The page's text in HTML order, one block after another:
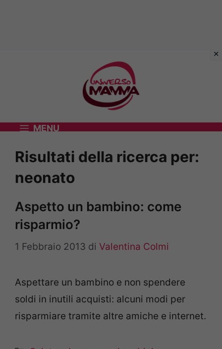
MENU
Risultati della ricerca per:
neonato
Aspetto un bambino: come
risparmio?
1 Febbraio 2013 di Valentina Colmi
Aspettare un bambino e non spendere
soldi in inutili acquisti: alcuni modi per
risparmiare tramite altre amiche e internet.